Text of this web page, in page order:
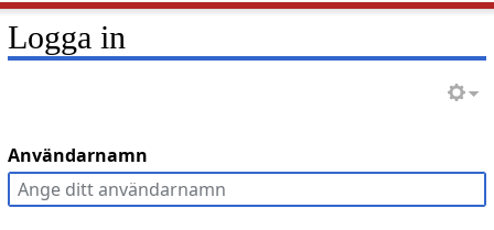
Logga in
Användarnamn